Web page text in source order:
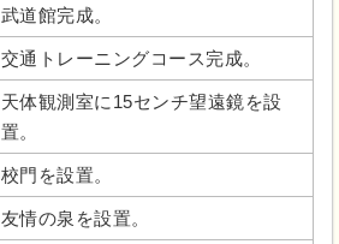
武道館完成。
交通トレーニングコース完成。
天体観測室に15センチ望遠鏡を設
置。
校門を設置。
友情の泉を設置。